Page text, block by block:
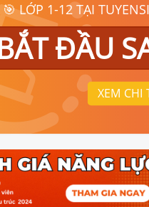
🎯 LỚP 1-12 TẠI
ĐẦU
XEM CHI